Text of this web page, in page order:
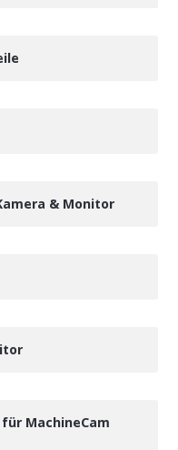
& Monitor
MachineCam